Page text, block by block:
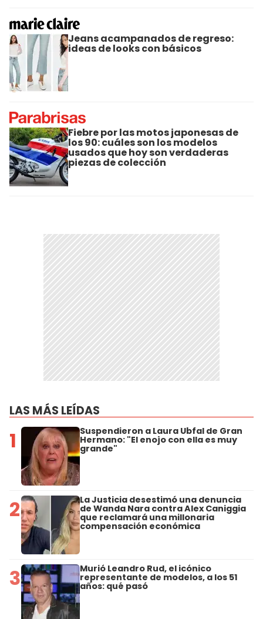
Jeans acampanados de regreso:
ideas de looks con básicos
Fiebre por las motos japonesas de
los 90: cuáles son los modelos
usados que hoy son verdaderas
piezas de colección
LAS MÁS LEÍDAS
1 Suspendieron a Laura Ubfal de Gran
Hermano: "El enojo con ella es muy
grande"
2 La Justicia desestimó una denuncia
de Wanda Nara contra Alex Caniggia
que reclamará una millonaria
compensación económica
3 Murió Leandro Rud, el icónico
representante de modelos, a los 51
años: qué pasó